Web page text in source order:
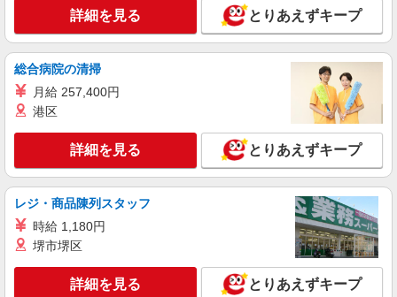
鶏惣菜、お弁当の販売、簡単な盛付けや調理補
時給1,100円 ※研修期間3ヶ月 時給1,080円
奈良市西大寺国見町１丁目１番１号 タイムズ
プレイスサイダイジ内 （近鉄大和西大寺駅） 蔵や
西大寺店
キープ 詳細を見る
アルバイト パート
ケンタッキーフライドチキン イオンタウン大安寺店
カウンター・キッチンスタッフ ＜優先募集日
時給1250円 研修期間：100時間／時給1150円
詳細を見る とりあえずキープ
総合病院の清掃
月給 257,400円
港区
詳細を見る とりあえずキープ
レジ・商品陳列スタッフ
時給 1,180円
堺市堺区
詳細を見る とりあえずキープ